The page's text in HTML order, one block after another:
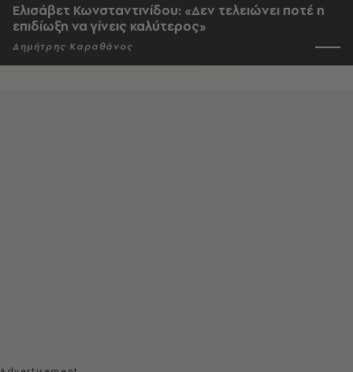
Ελισάβετ Κωνσταντινίδου: «Δεν τελειώνει ποτέ η
επιδίωξη να γίνεις καλύτερος»
Δημήτρης Καραθάνος